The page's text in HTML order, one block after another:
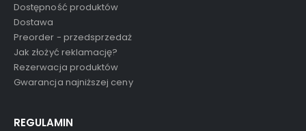
Dostępność produktów
Dostawa
Preorder - przedsprzedaż
Jak złożyć reklamację?
Rezerwacja produktów
Gwarancja najniższej ceny
REGULAMIN